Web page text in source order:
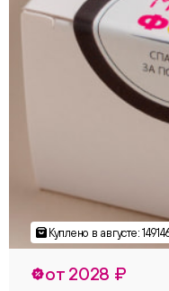
от 2028 ₽